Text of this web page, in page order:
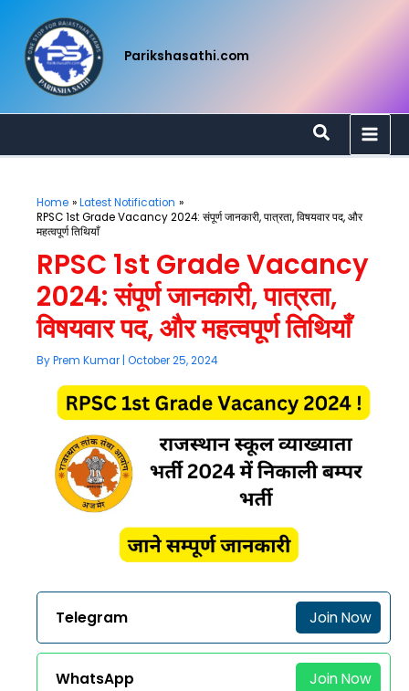
content
Parikshasathi.com
Search
Home
Latest Notification
RPSC 1st Grade Vacancy 2024: संपूर्ण जानकारी, पात्रता, विषयवार पद, और
महत्वपूर्ण तिथियाँ
RPSC 1st Grade Vacancy
2024: संपूर्ण जानकारी, पात्रता,
विषयवार पद, और महत्वपूर्ण तिथियाँ
ByPrem Kumar October 25, 2024
Telegram Join Now
WhatsApp Join Now